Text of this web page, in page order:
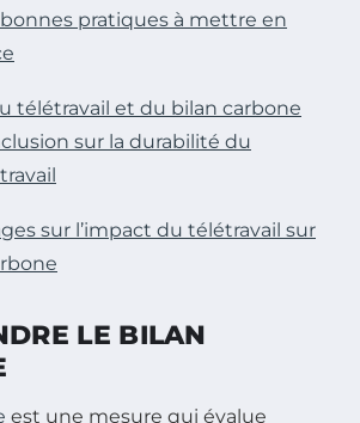
bonnes pratiques à mettre en
télétravail et du bilan carbone
sur la durabilité du
sur l’impact du télétravail sur
LE BILAN
est une mesure qui évalue